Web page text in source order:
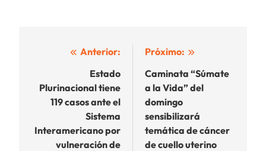
Navegación
entradas
Anterior:
Estado
Plurinacional tiene
119 casos ante el
Sistema
Interamericano por
vulneración de
Próximo:
Caminata “Súmate
a la Vida” del
domingo
sensibilizará
temática de cáncer
de cuello uterino